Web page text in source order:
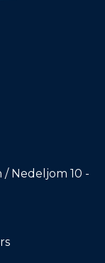
Nedeljom 10 -